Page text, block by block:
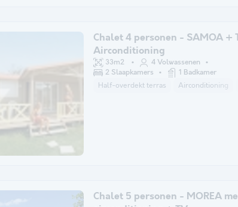
Chalet 4 personen - SAMOA +
Airconditioning
33m2
4 Volwassenen
2 Slaapkamers
1 Badkamer
Half-overdekt terras Airconditioning
Chalet 5 personen - MOREA